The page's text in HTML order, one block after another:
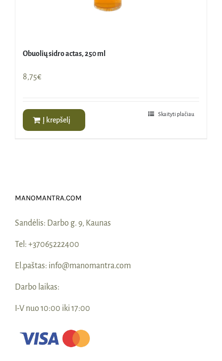
Obuolių sidro actas, 250 ml
8,75€
Į krepšelį
Skaityti plačiau
MANOMANTRA.COM
Sandėlis: Darbo g. 9, Kaunas
Tel: +37065222400
El.paštas: info@manomantra.com
Darbo laikas:
I-V nuo 10:00 iki 17:00